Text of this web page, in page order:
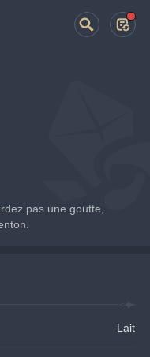
pas une goutte,
Lait